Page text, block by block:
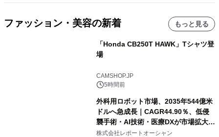
ファッション・美容の新着 もっと見る
「Honda CB250T HAWK」Tシャツ登
場
CAMSHOP.JP
5時間前
外科用ロボット市場、2035年544億米
ドルへ急成長｜CAGR44.90％、低侵
襲手術・AI技術・医療DXが市場拡大を
牽引
株式会社レポートオーシャン